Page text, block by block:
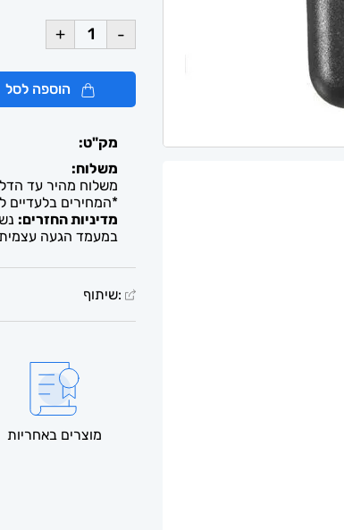
-
+
הוספה לסל
מק"ט:
משלוח:
משלוח מהיר עד הדלת ב- 39 ש"ח. עד 2-5 ימי עסקים / איסוף
*המחירים בלעדיים
מדיניות החזרים:
במעמד הגעה
:שיתוף
מוצרים באחריות